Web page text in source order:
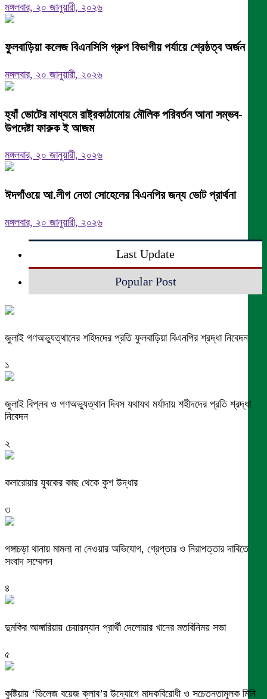
মঙ্গলবার, ২০ জানুয়ারী, ২০২৬
ফুলবাড়িয়া কলেজ বিএনসিসি গ্রুপ বিভাগীয় পর্যায়ে শ্রেষ্ঠত্ব অর্জন।
মঙ্গলবার, ২০ জানুয়ারী, ২০২৬
হ্যাঁ ভোটের মাধ্যমে রাষ্ট্রকাঠামোয় মৌলিক পরিবর্তন আনা সম্ভব-
উপদেষ্টা ফারুক ই আজম
মঙ্গলবার, ২০ জানুয়ারী, ২০২৬
ঈদগাঁওয়ে আ.লীগ নেতা সোহেলের বিএনপির জন্য ভোট প্রার্থনা
মঙ্গলবার, ২০ জানুয়ারী, ২০২৬
Last Update
Popular Post
জুলাই গণঅভ্যুত্থানের শহিদদের প্রতি ফুলবাড়িয়া বিএনপির শ্রদ্ধা নিবেদন
১
জুলাই বিপ্লব ও গণঅভ্যুত্থান দিবস যথাযথ মর্যাদায় শহীদদের প্রতি শ্রদ্ধা
নিবেদন
২
কলারোয়ার যুবকের কাছ থেকে কুশ উদ্ধার
৩
গঙ্গাচড়া থানায় মামলা না নেওয়ার অভিযোগ, গ্রেপ্তার ও নিরাপত্তার দাবিতে
সংবাদ সম্মেলন
৪
দুমকির আঙ্গারিয়ায় চেয়ারম্যান প্রার্থী দেলোয়ার খানের মতবিনিময় সভা
৫
কুষ্টিয়ায় ‘ভিলেজ বয়েজ ক্লাব’র উদ্যোগে মাদকবিরোধী ও সচেতনতামূলক মিনি